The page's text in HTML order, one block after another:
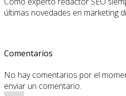
últimas novedades en marketing
Comentarios
No hay comentarios por el
enviar un comentario.